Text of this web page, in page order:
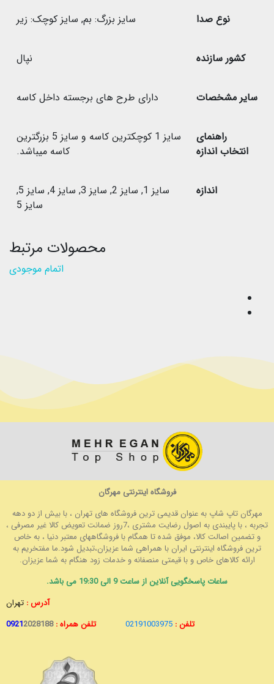
نوع صدا سایز بزرگ: بم, سایز کوچک: زیر
کشور سازنده نپال
سایر مشخصات دارای طرح های برجسته داخل کاسه
راهنمای
انتخاب اندازه
سایز 1 کوچکترین کاسه و سایز 5 بزرگترین
کاسه میباشد.
اندازه سایز 1 , سایز 2 , سایز 3 , سایز 4 , سایز 5 ,
سایز 5
محصولات مرتبط
اتمام موجودی
فروشگاه اینترنتی مهرگان
مهرگان تاپ شاپ به عنوان قدیمی ترین فروشگاه های تهران ، با بیش از دو دهه
تجربه ، با پایبندی به اصول رضایت مشتری ،7روز ضمانت تعویض کالا غیر مصرفی ،
و تضمین اصالت کالا، موفق شده تا همگام با فروشگاههای معتبر دنیا ، به خاص
ترین فروشگاه اینترنتی ایران با همراهی شما عزیزان،تبدیل شود.ما مفتخریم به
ارائه کالاهای خاص و با قیمتی منصفانه و خدمات زود هنگام به شما عزیزان.
ساعات پاسخگویی آنلاین از ساعت 9 الی 19:30 می باشد.
آدرس : تهران
تلفن : 02191003975 تلفن همراه : 09212028188